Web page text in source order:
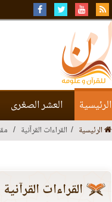
الرئيسية العشر الصغرى
الرئيسية القراءات القرآنية
القراءات القرآنية